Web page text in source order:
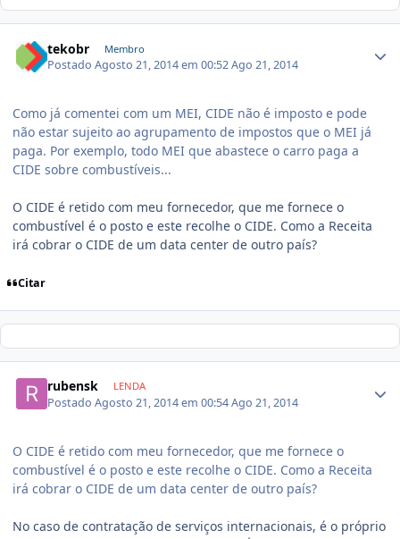
tekobr Membro
PostadoAgosto 21, 2014 em 00:52Ago 21, 2014
Como já comentei com um MEI, CIDE não é imposto e pode
não estar sujeito ao agrupamento de impostos que o MEI já
paga. Por exemplo, todo MEI que abastece o carro paga a
CIDE sobre combustíveis...
O CIDE é retido com meu fornecedor, que me fornece o
combustível é o posto e este recolhe o CIDE. Como a Receita
irá cobrar o CIDE de um data center de outro país?
Citar
rubensk LENDA
PostadoAgosto 21, 2014 em 00:54Ago 21, 2014
O CIDE é retido com meu fornecedor, que me fornece o
combustível é o posto e este recolhe o CIDE. Como a Receita
irá cobrar o CIDE de um data center de outro país?
No caso de contratação de serviços internacionais, é o próprio